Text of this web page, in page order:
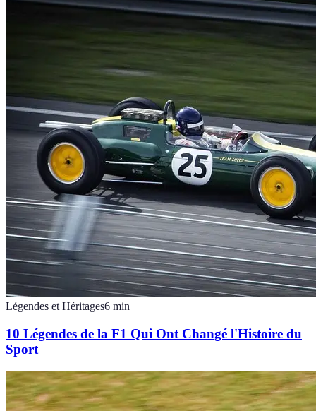
Légendes et Héritages6 min
10 Légendes de la F1 Qui Ont Changé l'Histoire du
Sport